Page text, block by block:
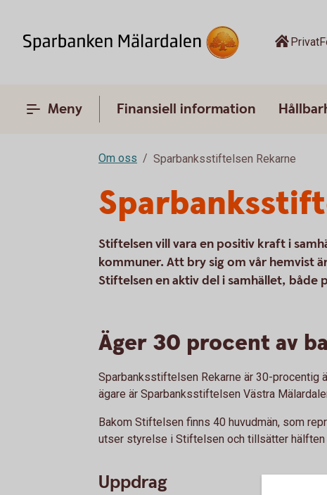
Privat
Meny Finansiell information
Om oss Sparbanksstiftelsen Rekarne
Stiftelsen vill vara en positiv kraft i
kommuner. Att bry sig om vår hemvist
Stiftelsen en aktiv del i samhället, både
Äger 30 procent av
Sparbanksstiftelsen Rekarne är 30-procentig
ägare är Sparbanksstiftelsen Västra
Bakom Stiftelsen finns 40 huvudmän, som
utser styrelse i Stiftelsen och tillsätter
Uppdrag